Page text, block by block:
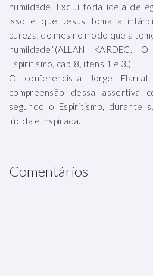
humildade. Exclui toda ideia de
isso é que Jesus toma a
pureza, do mesmo modo que a
humildade.”(ALLAN KARDEC.
Espiritismo, cap. 8, itens 1 e 3.)
O conferencista Jorge
compreensão dessa assertiva
segundo o Espiritismo, durante
lúcida e inspirada.
Comentários